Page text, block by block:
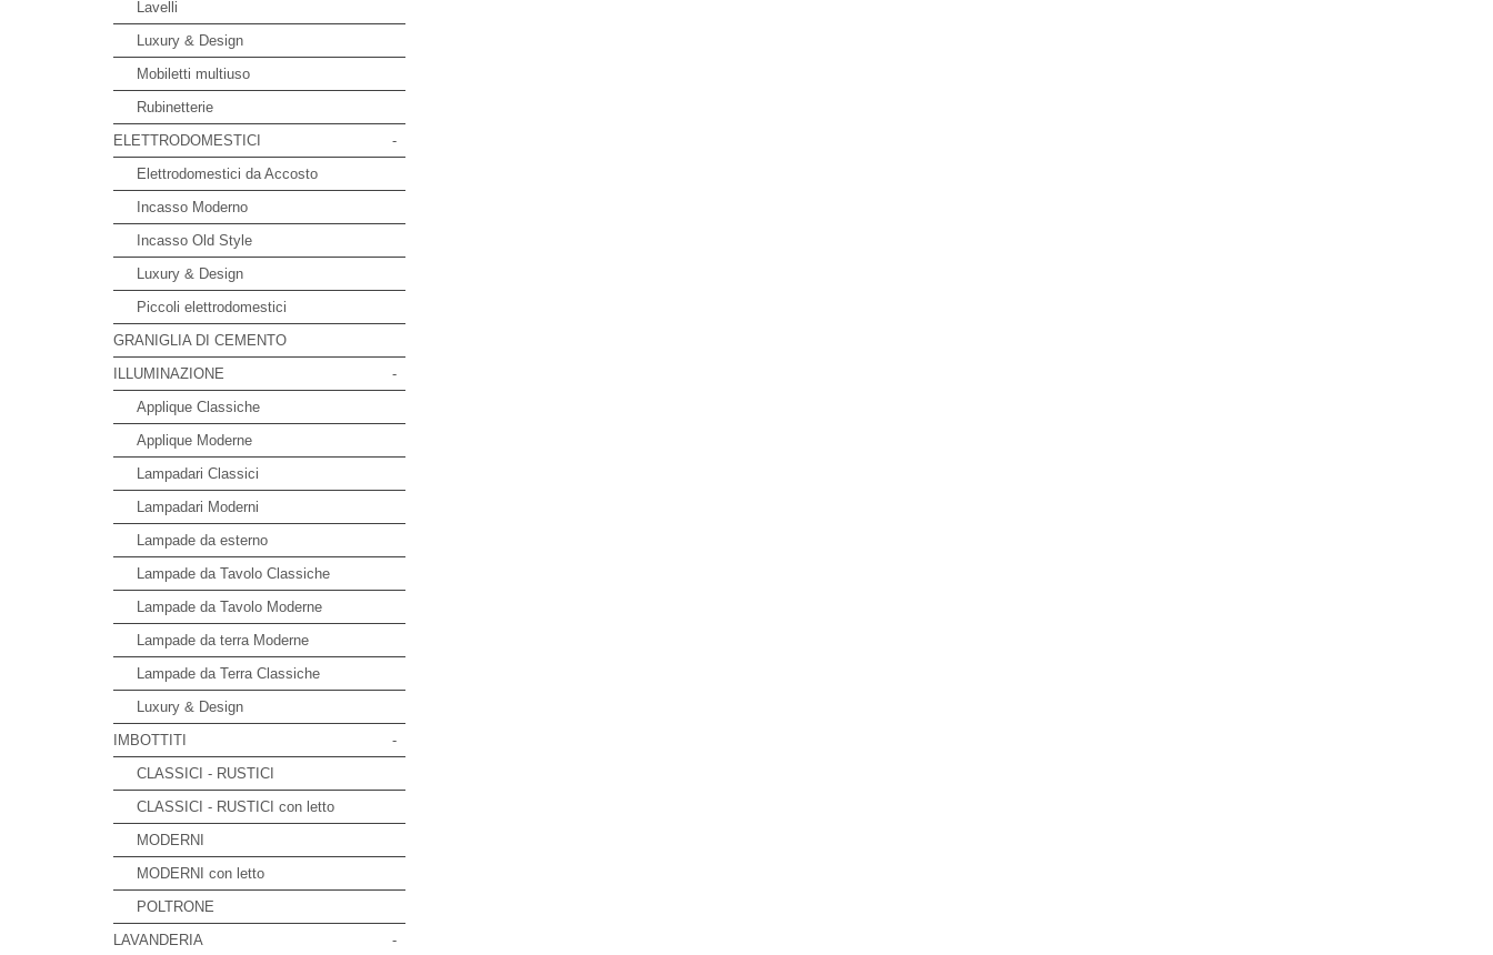
Lavelli
Luxury & Design
Mobiletti multiuso
Rubinetterie
-
ELETTRODOMESTICI
Elettrodomestici da Accosto
Incasso Moderno
Incasso Old Style
Luxury & Design
Piccoli elettrodomestici
GRANIGLIA DI CEMENTO
-
ILLUMINAZIONE
Applique Classiche
Applique Moderne
Lampadari Classici
Lampadari Moderni
Lampade da esterno
Lampade da Tavolo Classiche
Lampade da Tavolo Moderne
Lampade da terra Moderne
Lampade da Terra Classiche
Luxury & Design
-
IMBOTTITI
CLASSICI - RUSTICI
CLASSICI - RUSTICI con letto
MODERNI
MODERNI con letto
POLTRONE
-
LAVANDERIA